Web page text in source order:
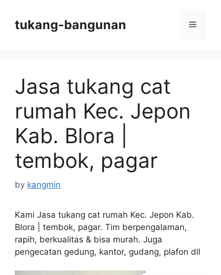
contenttukang-bangunan Menu
Jasa tukang cat
rumah Kec. Jepon
Kab. Blora |
tembok, pagar
by kangmin
Kami Jasa tukang cat rumah Kec. Jepon Kab.
Blora | tembok, pagar. Tim berpengalaman,
rapih, berkualitas & bisa murah. Juga
pengecatan gedung, kantor, gudang, plafon dll